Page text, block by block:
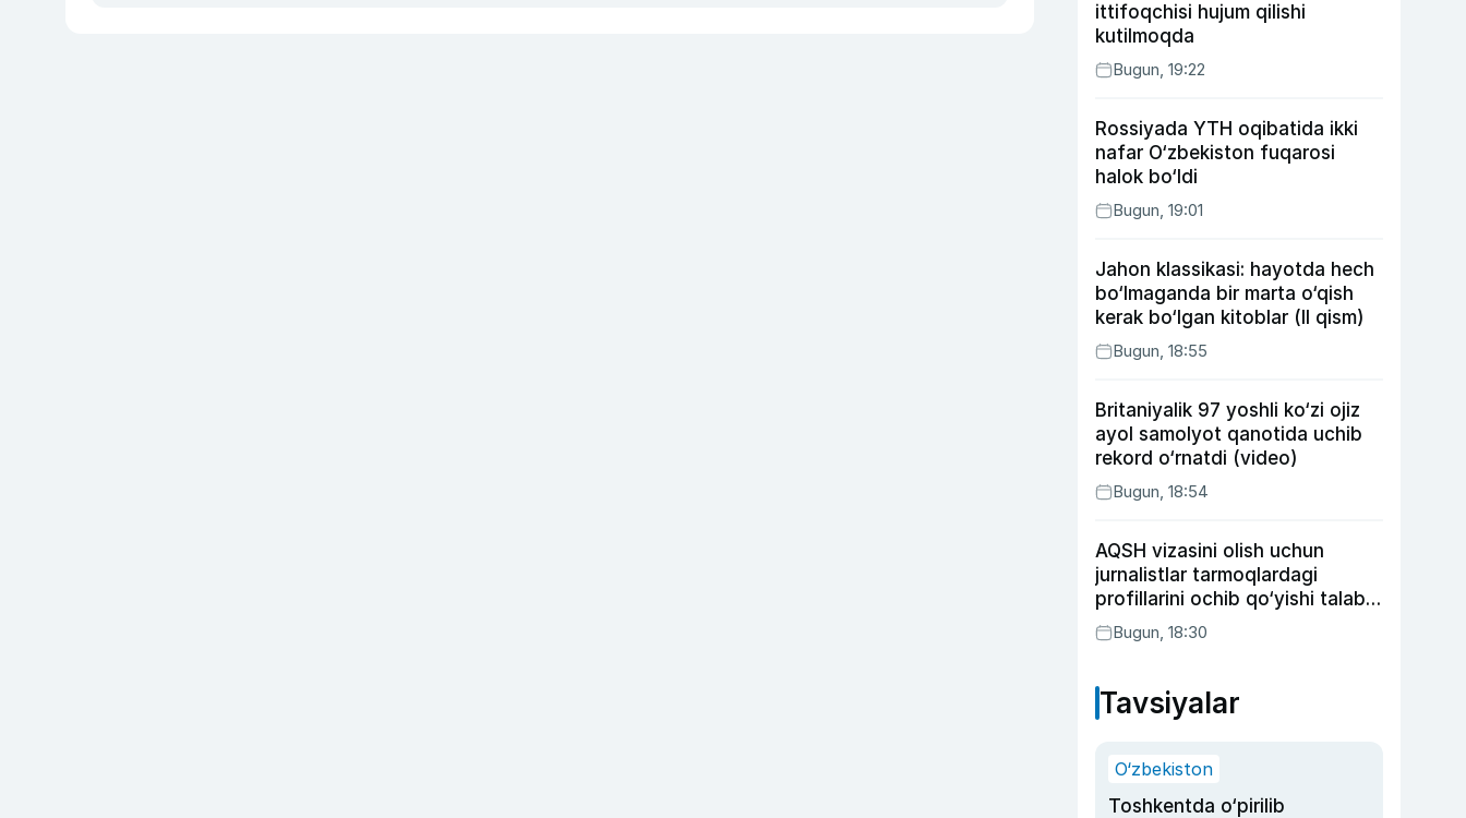
ittifoqchisi hujum qilishi
kutilmoqda
Bugun, 19:22
Rossiyada YTH oqibatida ikki
nafar O‘zbekiston fuqarosi
halok bo‘ldi
Bugun, 19:01
Jahon klassikasi: hayotda hech
bo‘lmaganda bir marta o‘qish
kerak bo‘lgan kitoblar (II qism)
Bugun, 18:55
Britaniyalik 97 yoshli ko‘zi ojiz
ayol samolyot qanotida uchib
rekord o‘rnatdi (video)
Bugun, 18:54
AQSH vizasini olish uchun
jurnalistlar tarmoqlardagi
profillarini ochib qo‘yishi talab
etilishi mumkin
Bugun, 18:30
Tavsiyalar
O‘zbekiston
Toshkentda o‘pirilib